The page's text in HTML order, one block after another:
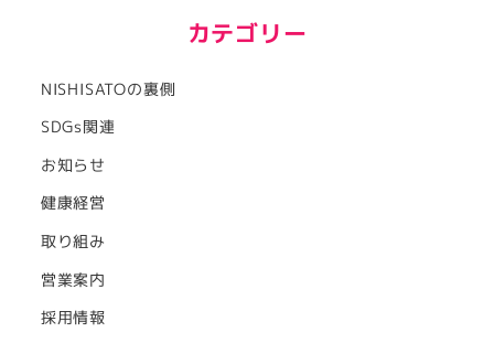
カテゴリー
NISHISATOの裏側
SDGs関連
お知らせ
健康経営
取り組み
営業案内
採用情報